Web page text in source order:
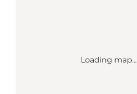
Loading map...